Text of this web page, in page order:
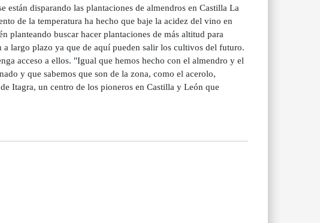
disparando las plantaciones de almendros en Castilla La
de la temperatura ha hecho que baje la acidez del vino en
planteando buscar hacer plantaciones de más altitud para
largo plazo ya que de aquí pueden salir los cultivos del futuro.
acceso a ellos. "Igual que hemos hecho con el almendro y el
y que sabemos que son de la zona, como el acerolo,
Itagra, un centro de los pioneros en Castilla y León que